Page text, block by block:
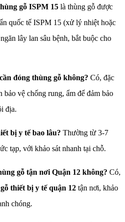
gỗ ISPM 15 là thùng gỗ được
quốc tế ISPM 15 (xử lý nhiệt hoặc
lây lan sâu bệnh, bắt buộc cho
đóng thùng gỗ không? Có, đặc
vệ chống rung, ẩm để đảm bảo
địa.
bị y tế bao lâu? Thường từ 3-7
tạp, với khảo sát nhanh tại chỗ.
gỗ tận nơi Quận 12 không? Có,
thiết bị y tế quận 12 tận nơi, khảo
chóng.